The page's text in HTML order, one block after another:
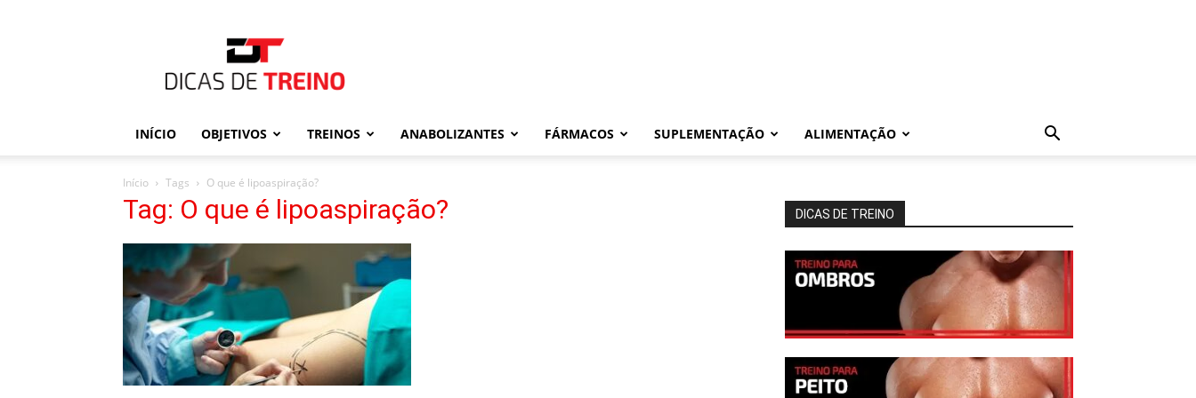
de
Treino
INÍCIO OBJETIVOS TREINOS ANABOLIZANTES FÁRMACOS SUPLEMENTAÇÃO ALIMENTAÇÃO
Início Tags O que é lipoaspiração?
Tag: O que é lipoaspiração? DICAS DE TREINO